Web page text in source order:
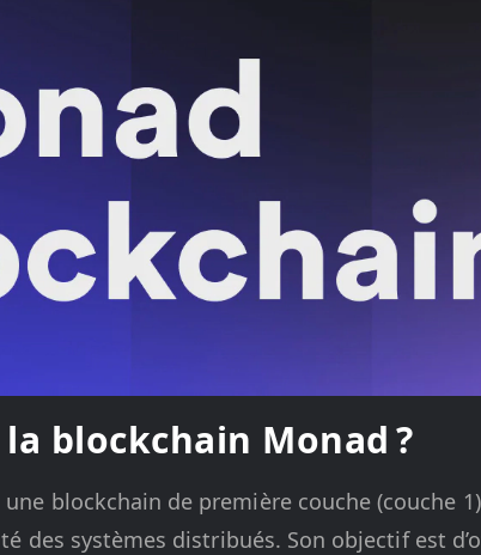
la blockchain Monad ?
blockchain de première couche (couche
des systèmes distribués. Son objectif est